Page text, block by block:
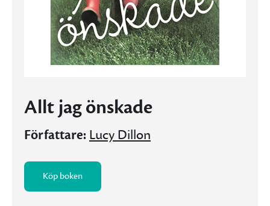
Allt jag önskade
Författare: Lucy Dillon
Köp boken